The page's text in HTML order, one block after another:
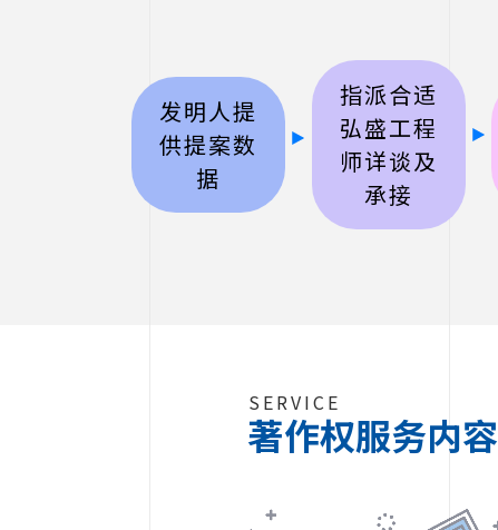
发明人提
供提案数
据
指派合适
弘盛工程
师详谈及
承接
SERVICE
著作权服务内容